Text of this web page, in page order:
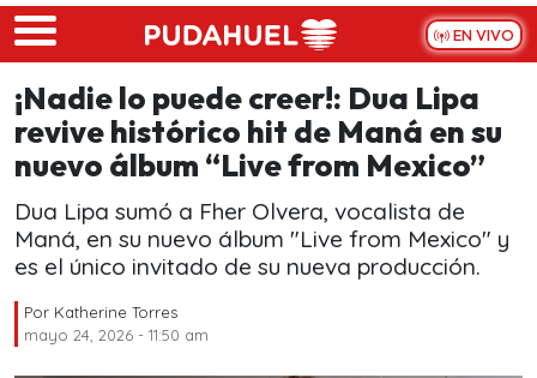
Skip to main content
EN VIVO
¡Nadie lo puede creer!: Dua Lipa
revive histórico hit de Maná en su
nuevo álbum “Live from Mexico”
Dua Lipa sumó a Fher Olvera, vocalista de
Maná, en su nuevo álbum "Live from Mexico" y
es el único invitado de su nueva producción.
Por Katherine Torres
mayo 24, 2026 - 11:50 am